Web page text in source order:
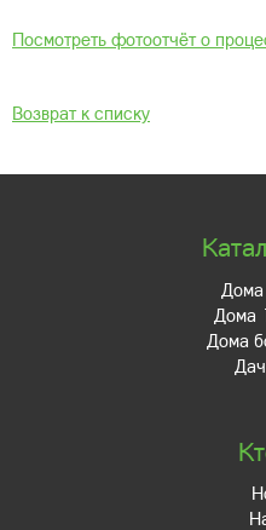
Посмотреть фотоотчёт о
Возврат к списку
Дома
Дома